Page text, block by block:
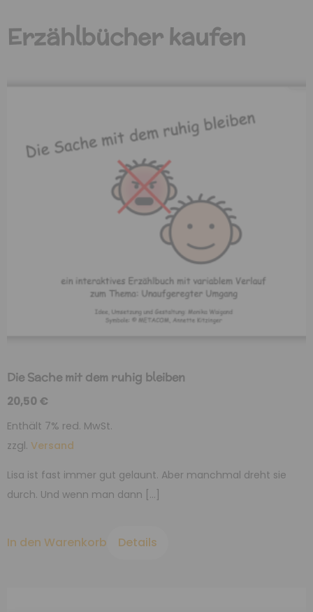
Erzählbücher kaufen
Die Sache mit dem ruhig bleiben
20,50€
Enthält 7% red. MwSt.
zzgl. Versand
Lisa ist fast immer gut gelaunt. Aber manchmal dreht sie
durch. Und wenn man dann […]
In den Warenkorb Details